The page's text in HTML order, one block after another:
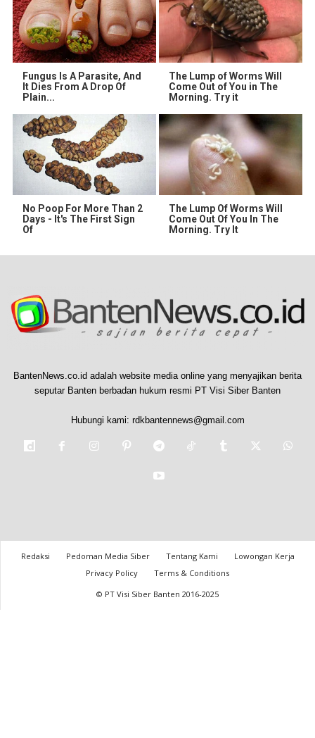
Fungus Is A Parasite, And
It Dies From A Drop Of
Plain...
The Lump of Worms Will
Come Out of You in The
Morning. Try it
No Poop For More Than 2
Days - It's The First Sign
Of
The Lump Of Worms Will
Come Out Of You In The
Morning. Try It
BantenNews.co.id adalah website media online yang menyajikan berita
seputar Banten berbadan hukum resmi PT Visi Siber Banten
Hubungi kami: rdkbantennews@gmail.com
Redaksi Pedoman Media Siber Tentang Kami
Lowongan Kerja
Privacy Policy
Terms & Conditions
© PT Visi Siber Banten 2016-2025